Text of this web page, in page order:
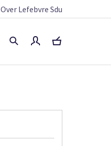
Over Lefebvre Sdu